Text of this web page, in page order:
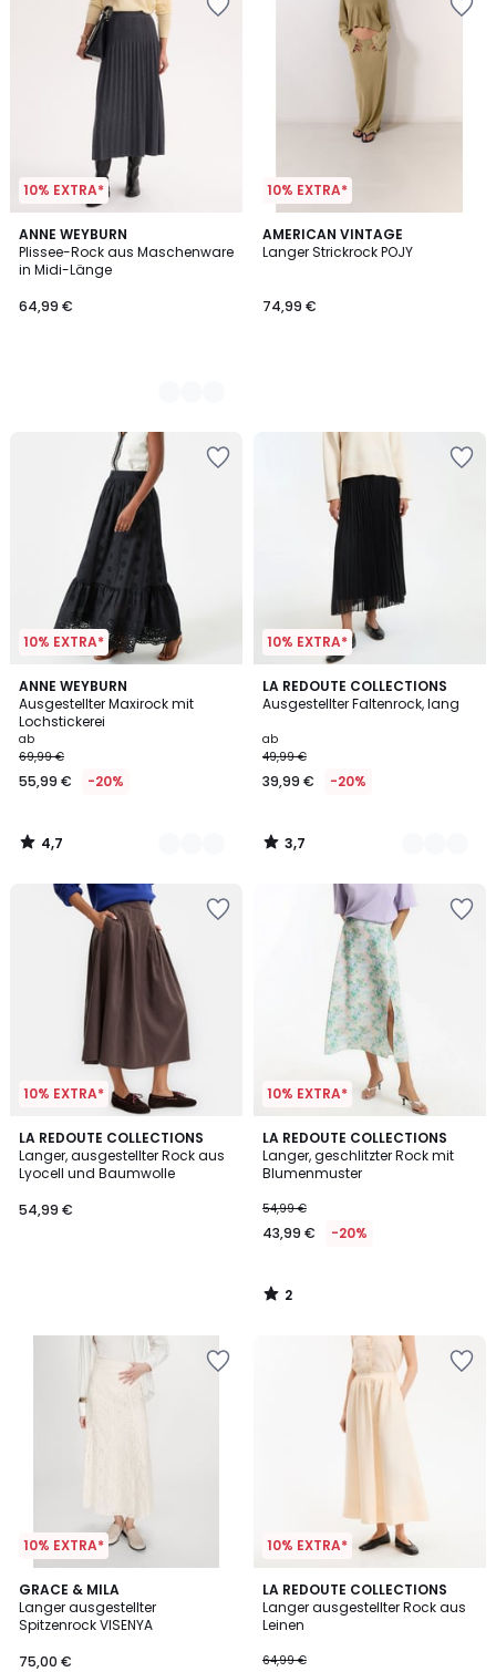
10% EXTRA*
ANNE WEYBURN
Plissee-Rock aus Maschenware
in Midi-Länge
64,99 €
2
Farben
10% EXTRA*
AMERICAN VINTAGE
Langer Strickrock POJY
74,99 €
10% EXTRA*
ANNE WEYBURN
Ausgestellter Maxirock mit
Lochstickerei
ab
69,99 €
55,99 € -20%
4,7
/ 5
2
Farben
4,7
/
10% EXTRA*
LA REDOUTE COLLECTIONS
Ausgestellter Faltenrock, lang
ab
49,99 €
39,99 € -20%
3,7
/ 5
2
Farben
3,7
/
10% EXTRA*
LA REDOUTE COLLECTIONS
Langer, ausgestellter Rock aus
Lyocell und Baumwolle
54,99 €
10% EXTRA*
LA REDOUTE COLLECTIONS
Langer, geschlitzter Rock mit
Blumenmuster
54,99 €
43,99 € -20%
2
/
5
2
/
10% EXTRA*
GRACE & MILA
Langer ausgestellter
Spitzenrock VISENYA
75,00 €
10% EXTRA*
LA REDOUTE COLLECTIONS
Langer ausgestellter Rock aus
Leinen
64,99 €
3
/
5